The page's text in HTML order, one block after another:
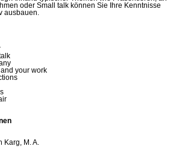
oder Small talk können Sie Ihre Kenntnisse
ausbauen.
your work
Karg, M. A.